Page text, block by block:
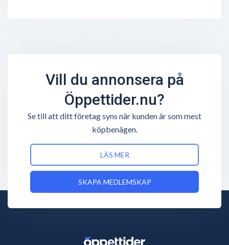
Vill du annonsera på
Öppettider.nu?
Se till att ditt företag syns när kunden är som mest
köpbenägen.
LÄS MER
SKAPA MEDLEMSKAP